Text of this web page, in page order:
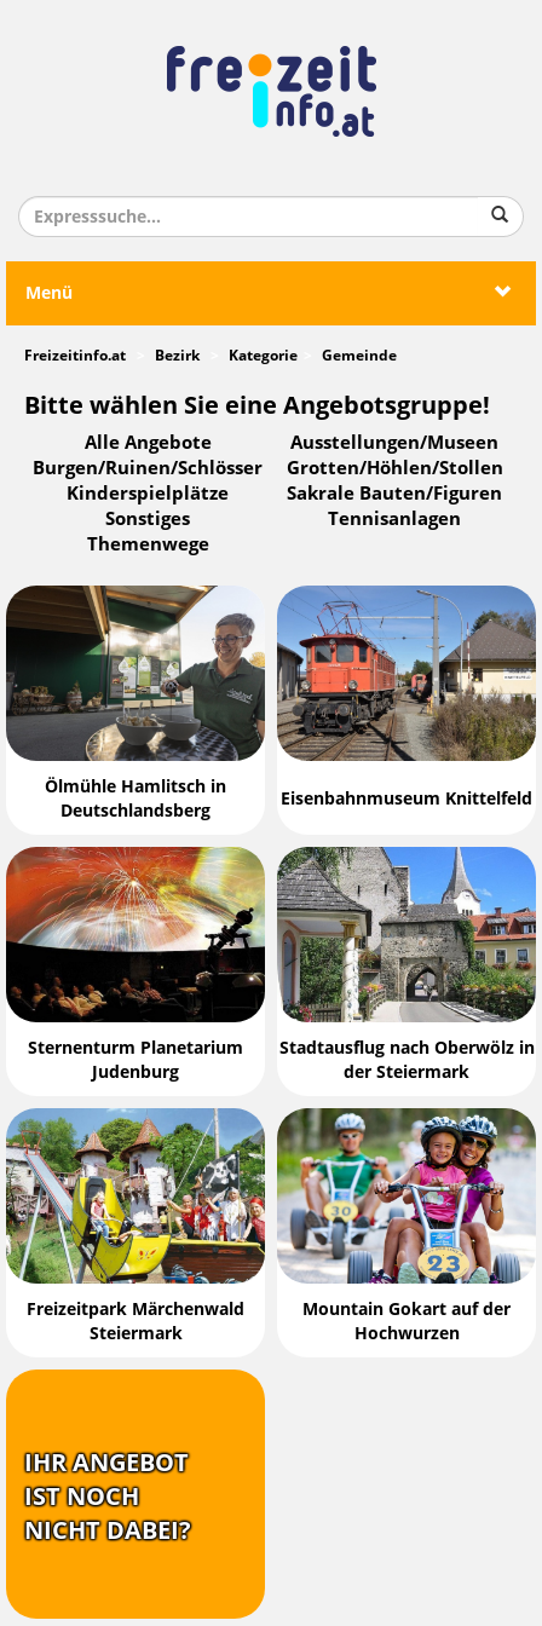
Menü
Freizeitinfo.at Bezirk Kategorie Gemeinde
Bitte wählen Sie eine Angebotsgruppe!
Alle Angebote
Ausstellungen/Museen
Burgen/Ruinen/Schlösser
Grotten/Höhlen/Stollen
Kinderspielplätze
Sakrale Bauten/Figuren
Sonstiges
Tennisanlagen
Themenwege
Ölmühle Hamlitsch in
Deutschlandsberg
Eisenbahnmuseum Knittelfeld
Sternenturm Planetarium
Judenburg
Stadtausflug nach Oberwölz in
der Steiermark
Freizeitpark Märchenwald
Steiermark
Mountain Gokart auf der
Hochwurzen
IHR ANGEBOT
IST NOCH
NICHT DABEI?